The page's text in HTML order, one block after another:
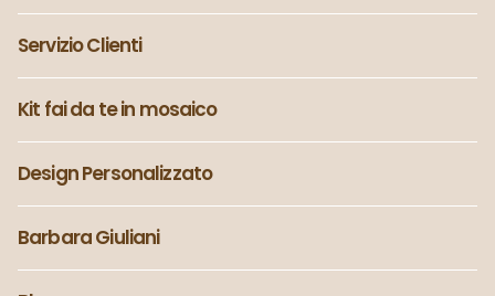
Servizio Clienti
Kit fai da te in mosaico
Design Personalizzato
Barbara Giuliani